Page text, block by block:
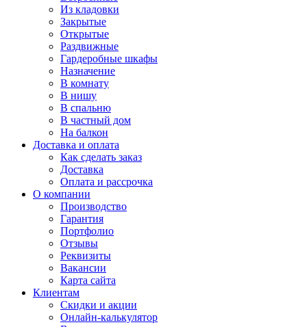
Из кладовки
Закрытые
Открытые
Раздвижные
Гардеробные шкафы
Назначение
В комнату
В нишу
В спальню
В частный дом
На балкон
Доставка и оплата
Как сделать заказ
Доставка
Оплата и рассрочка
О компании
Производство
Гарантия
Портфолио
Отзывы
Реквизиты
Вакансии
Карта сайта
Клиентам
Скидки и акции
Онлайн-калькулятор